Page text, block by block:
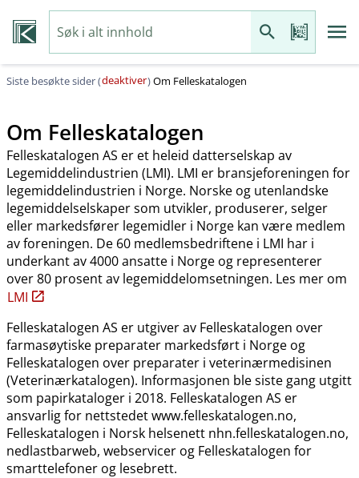
Siste besøkte sider (deaktiver)Om Felleskatalogen
Om Felleskatalogen
Felleskatalogen AS er et heleid datterselskap av
Legemiddelindustrien (LMI). LMI er bransjeforeningen for
legemiddelindustrien i Norge. Norske og utenlandske
legemiddelselskaper som utvikler, produserer, selger
eller markedsfører legemidler i Norge kan være medlem
av foreningen. De 60 medlemsbedriftene i LMI har i
underkant av 4000 ansatte i Norge og representerer
over 80 prosent av legemiddelomsetningen. Les mer om
LMI
Felleskatalogen AS er utgiver av Felleskatalogen over
farmasøytiske preparater markedsført i Norge og
Felleskatalogen over preparater i veterinærmedisinen
(Veterinærkatalogen). Informasjonen ble siste gang utgitt
som papirkataloger i 2018. Felleskatalogen AS er
ansvarlig for nettstedet www.felleskatalogen.no,
Felleskatalogen i Norsk helsenett nhn.felleskatalogen.no,
nedlastbarweb, webservicer og Felleskatalogen for
smarttelefoner og lesebrett.